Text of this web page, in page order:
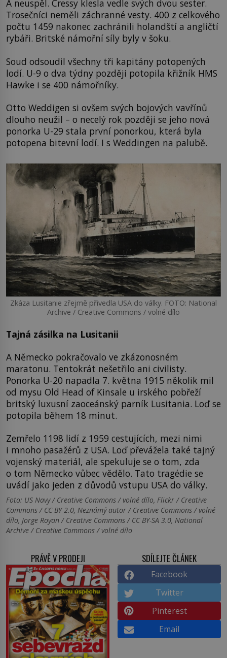
A neuspěl. Cressy klesla vedle svých dvou sester.
Trosečníci neměli záchranné vesty. 400 z celkového
počtu 1459 nakonec zachránili holandští a angličtí
rybáři. Britské námořní síly byly v šoku.
Soud odsoudil všechny tři kapitány potopených
lodí. U-9 o dva týdny později potopila křižník HMS
Hawke i se 400 námořníky.
Otto Weddigen si ovšem svých bojových vavřínů
dlouho neužil – o necelý rok později se jeho nová
ponorka U-29 stala první ponorkou, která byla
potopena bitevní lodí. I s Weddingen na palubě.
Zkáza Lusitanie zřejmě přivedla USA do války. FOTO: National
Archive / Creative Commons / volné dílo
Tajná zásilka na Lusitanii
A Německo pokračovalo ve zkázonosném
maratonu. Tentokrát nešetřilo ani civilisty.
Ponorka U-20 napadla 7. května 1915 několik mil
od mysu Old Head of Kinsale u irského pobřeží
britský luxusní zaoceánský parník Lusitania. Loď se
potopila během 18 minut.
Zemřelo 1198 lidí z 1959 cestujících, mezi nimi
i mnoho pasažérů z USA. Loď převážela také tajný
vojenský materiál, ale spekuluje se o tom, zda
o tom Německo vůbec vědělo. Tato tragédie se
uvádí jako jeden z důvodů vstupu USA do války.
Foto: US Navy / Creative Commons / volné dílo, Flickr / Creative
Commons / CC BY 2.0, Neznámý autor / Creative Commons / volné
dílo, Jorge Royan / Creative Commons / CC BY-SA 3.0, National
Archive / Creative Commons / volné dílo
PRÁVĚ V PRODEJI SDÍLEJTE ČLÁNEK
Facebook
Twitter
Pinterest
Email